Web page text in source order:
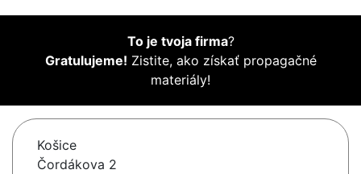
To je tvoja firma?
Gratulujeme! Zistite, ako získať propagačné
materiály!
Košice
Čordákova 2